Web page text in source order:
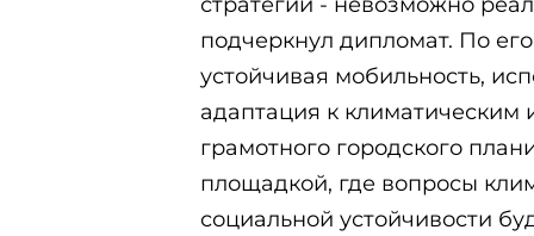
подчеркнул дипломат. По
устойчивая мобильность,
адаптация к
грамотного городского
площадкой, где вопросы
социальной устойчивости